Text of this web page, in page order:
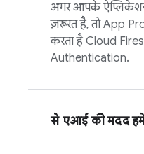
अगर आपके ऐप्लिकेशन
ज़रूरत है, तोApp
करता है Cloud
Authentication.
से एआई की मदद